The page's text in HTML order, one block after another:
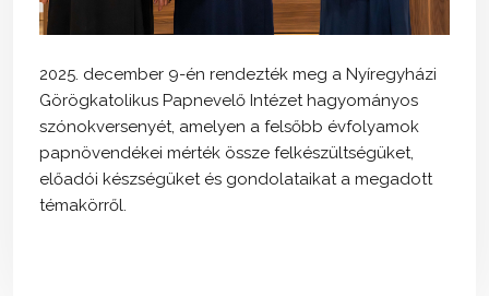
2025. december 9-én rendezték meg a Nyíregyházi
Görögkatolikus Papnevelő Intézet hagyományos
szónokversenyét, amelyen a felsőbb évfolyamok
papnövendékei mérték össze felkészültségüket,
előadói készségüket és gondolataikat a megadott
témakörről.